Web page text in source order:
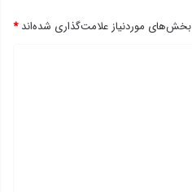
بخش‌های موردنیاز علامت‌گذاری شده‌اند*